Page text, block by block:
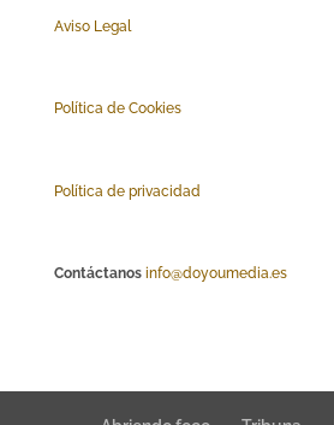
Aviso Legal
Política de Cookies
Política de privacidad
Contáctanos info@doyoumedia.es